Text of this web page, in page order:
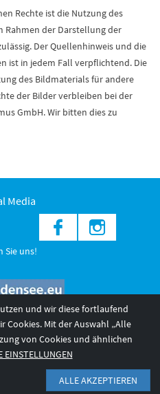
Rechte ist die Nutzung des
Rahmen der Darstellung der
Der Quellenhinweis und die
ist in jedem Fall verpflichtend. Die
des Bildmaterials für andere
der Bilder verbleiben bei der
GmbH. Wir bitten dies zu
Media
Sie uns!
GmbH
und wir diese fortlaufend
Cookies. Mit der Auswahl „Alle
von Cookies und ähnlichen
EINSTELLUNGEN
ALLE AKZEPTIEREN